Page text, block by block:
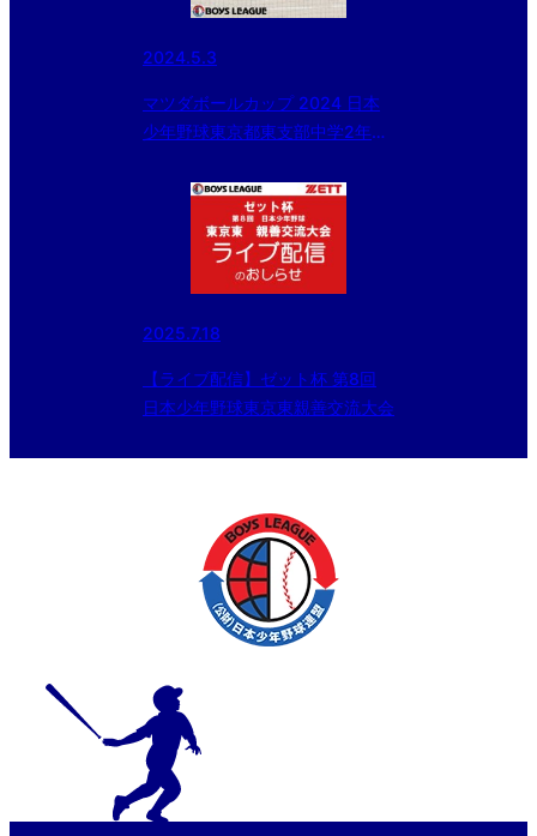
2024.5.3
マツダボールカップ 2024 日本
少年野球東京都東支部中学2年生
2025.7.18
【ライブ配信】ゼット杯 第8回
日本少年野球東京東親善交流大会